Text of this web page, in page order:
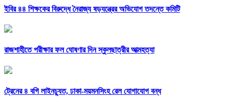
ইবির ৪৪ শিক্ষকের বিরুদ্ধে নৈরাজ্য ষড়যন্ত্রের অভিযোগ তদন্তে কমিটি
রাজশাহীতে পরীক্ষার ফল ঘোষণার দিন স্কুলছাত্রীর আত্মহত্যা
ট্রেনের ৪ বগি লাইনচ্যুত, ঢাকা-ময়মনসিংহ রেল যোগাযোগ বন্ধ